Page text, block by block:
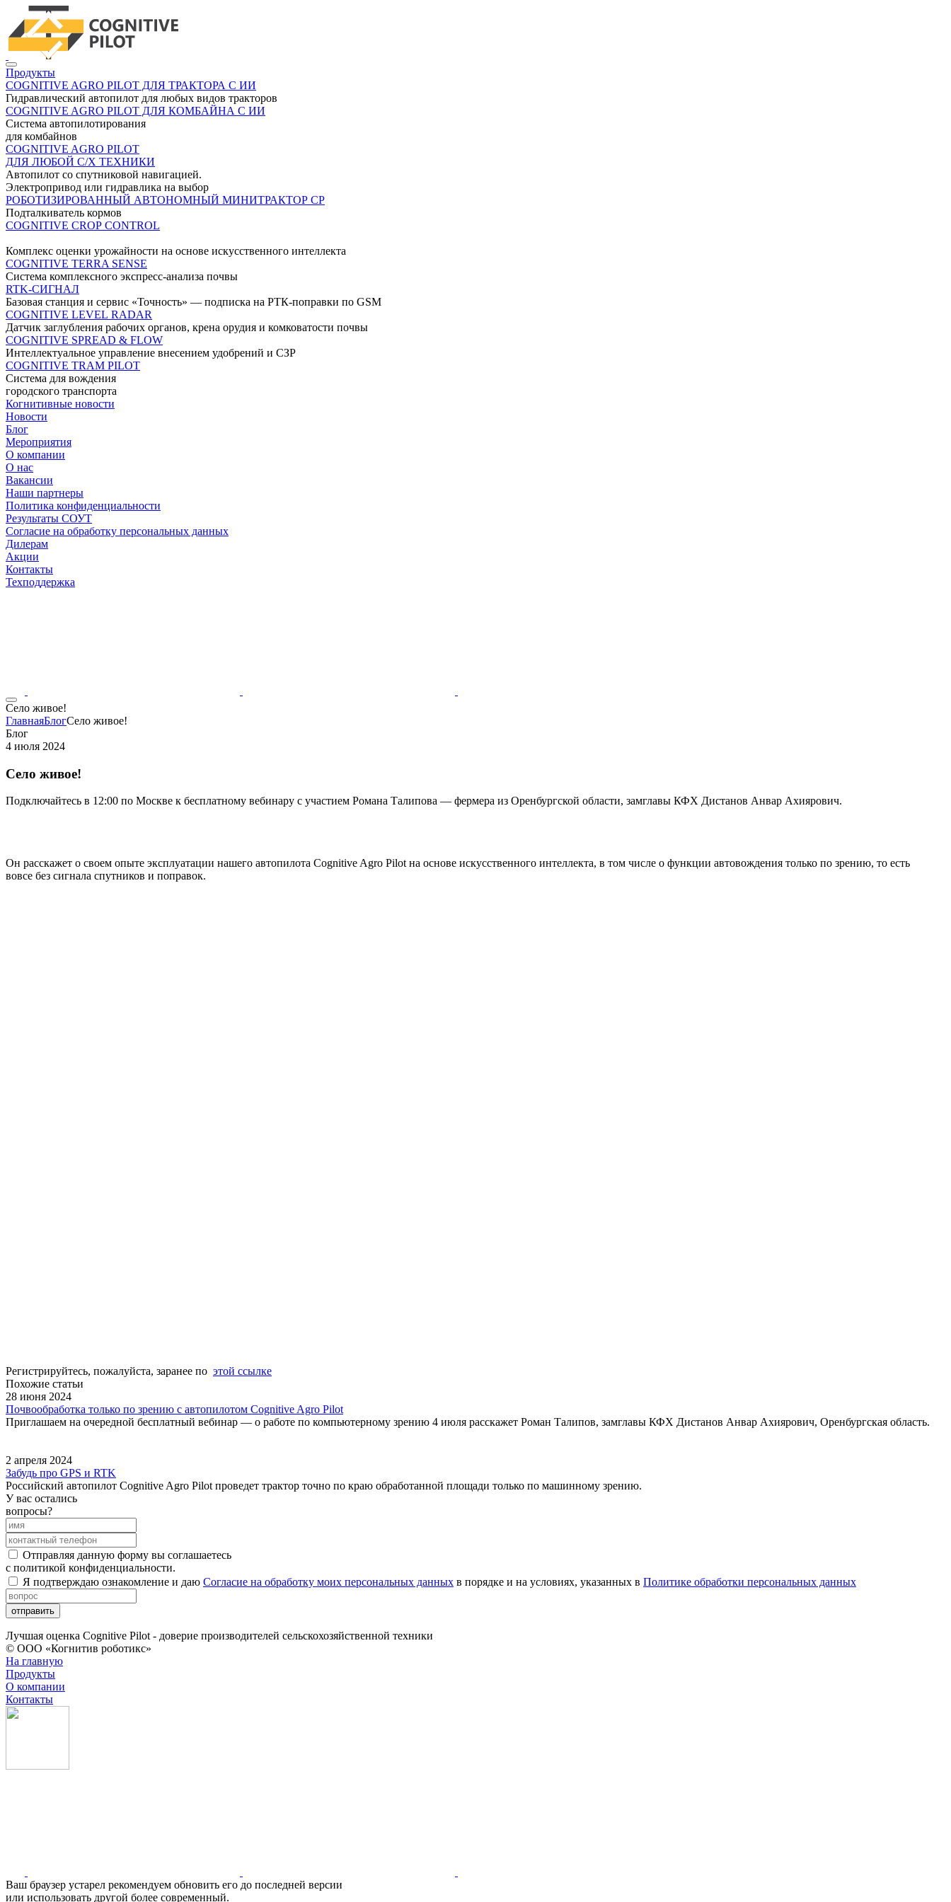
Продукты
COGNITIVE AGRO PILOT ДЛЯ ТРАКТОРА С ИИ
Гидравлический автопилот для любых видов тракторов
COGNITIVE AGRO PILOT ДЛЯ КОМБАЙНА С ИИ
Система автопилотирования
для комбайнов
COGNITIVE AGRO PILOT
ДЛЯ ЛЮБОЙ С/Х ТЕХНИКИ
Автопилот со спутниковой навигацией.
Электропривод или гидравлика на выбор
РОБОТИЗИРОВАННЫЙ АВТОНОМНЫЙ МИНИТРАКТОР CP
Подталкиватель кормов
COGNITIVE CROP CONTROL
Комплекс оценки урожайности на основе искусственного интеллекта
COGNITIVE TERRA SENSE
Система комплексного экспресс-анализа почвы
RTK-СИГНАЛ
Базовая станция и сервис «Точность» — подписка на РТК-поправки по GSM
COGNITIVE LEVEL RADAR
Датчик заглубления рабочих органов, крена орудия и комковатости почвы
COGNITIVE SPREAD & FLOW
Интеллектуальное управление внесением удобрений и СЗР
COGNITIVE TRAM PILOT
Система для вождения
городского транспорта
Когнитивные новости
Новости
Блог
Мероприятия
О компании
О нас
Вакансии
Наши партнеры
Политика конфиденциальности
Результаты СОУТ
Согласие на обработку персональных данных
Дилерам
Акции
Контакты
Техподдержка
Село живое!
ГлавнаяБлогСело живое!
Блог
4 июля 2024
Село живое!
Подключайтесь в 12:00 по Москве к бесплатному вебинару с участием Романа Талипова — фермера из Оренбургской области, замглавы КФХ Дистанов Анвар Ахиярович.
Он расскажет о своем опыте эксплуатации нашего автопилота Cognitive Agro Pilot на основе искусственного интеллекта, в том числе о функции автовождения только по зрению, то есть
вовсе без сигнала спутников и поправок.
Регистрируйтесь, пожалуйста, заранее по этой ссылке
Похожие статьи
28 июня 2024
Почвообработка только по зрению с автопилотом Cognitive Agro Pilot
Приглашаем на очередной бесплатный вебинар — о работе по компьютерному зрению 4 июля расскажет Роман Талипов, замглавы КФХ Дистанов Анвар Ахиярович, Оренбургская область.
2 апреля 2024
Забудь про GPS и RTK
Российский автопилот Cognitive Agro Pilot проведет трактор точно по краю обработанной площади только по машинному зрению.
У вас остались
вопросы?
Отправляя данную форму вы соглашаетесь
с политикой конфиденциальности.
Я подтверждаю ознакомление и даю Согласие на обработку моих персональных данных в порядке и на условиях, указанных в Политике обработки персональных данных
отправить
Лучшая оценка Cognitive Pilot - доверие производителей сельскохозяйственной техники
© ООО «Когнитив роботикс»
На главную
Продукты
О компании
Контакты
Ваш браузер устарел рекомендуем обновить его до последней версии
или использовать другой более современный.